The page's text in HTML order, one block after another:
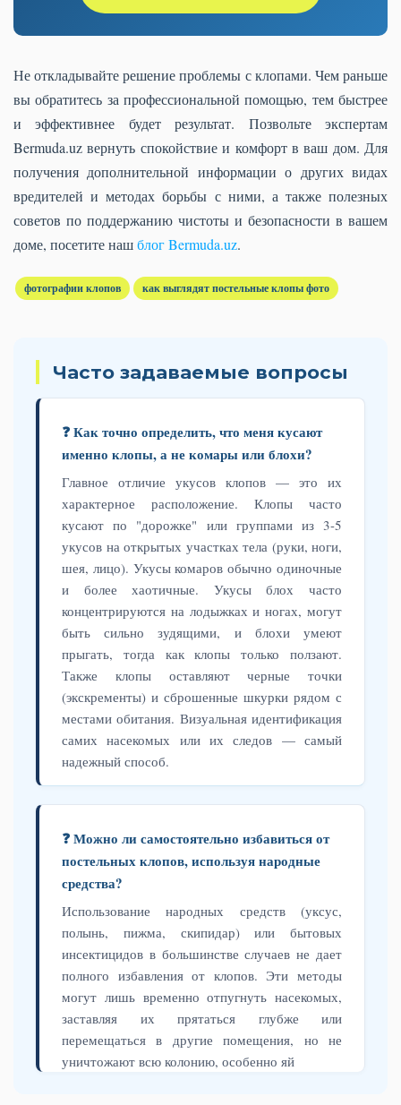
Не откладывайте решение проблемы с клопами. Чем раньше
вы обратитесь за профессиональной помощью, тем быстрее
и эффективнее будет результат. Позвольте экспертам
Bermuda.uz вернуть спокойствие и комфорт в ваш дом. Для
получения дополнительной информации о других видах
вредителей и методах борьбы с ними, а также полезных
советов по поддержанию чистоты и безопасности в вашем
доме, посетите нашблог Bermuda.uz.
фотографии клопов как выглядят постельные клопы фото
Часто задаваемые вопросы
❓ Как точно определить, что меня кусают
именно клопы, а не комары или блохи?
Главное отличие укусов клопов — это их
характерное расположение. Клопы часто
кусают по "дорожке" или группами из 3-5
укусов на открытых участках тела (руки, ноги,
шея, лицо). Укусы комаров обычно одиночные
и более хаотичные. Укусы блох часто
концентрируются на лодыжках и ногах, могут
быть сильно зудящими, и блохи умеют
прыгать, тогда как клопы только ползают.
Также клопы оставляют черные точки
(экскременты) и сброшенные шкурки рядом с
местами обитания. Визуальная идентификация
самих насекомых или их следов — самый
надежный способ.
❓ Можно ли самостоятельно избавиться от
постельных клопов, используя народные
средства?
Использование народных средств (уксус,
полынь, пижма, скипидар) или бытовых
инсектицидов в большинстве случаев не дает
полного избавления от клопов. Эти методы
могут лишь временно отпугнуть насекомых,
заставляя их прятаться глубже или
перемещаться в другие помещения, но не
уничтожают всю колонию, особенно яй